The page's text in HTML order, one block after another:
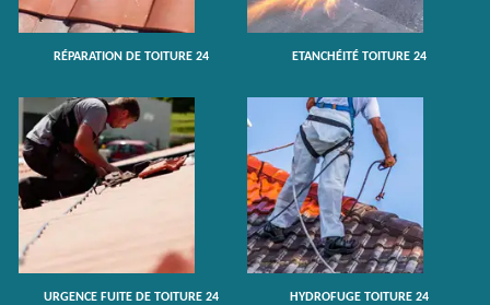
RÉPARATION DE TOITURE 24 ETANCHÉITÉ TOITURE 24
URGENCE FUITE DE TOITURE 24 HYDROFUGE TOITURE 24